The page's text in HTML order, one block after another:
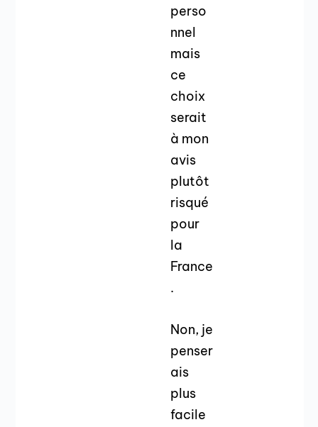
perso
nnel
mais
ce
choix
serait
à mon
avis
plutôt
risqué
pour
la
France
.
Non, je
penser
ais
plus
facile